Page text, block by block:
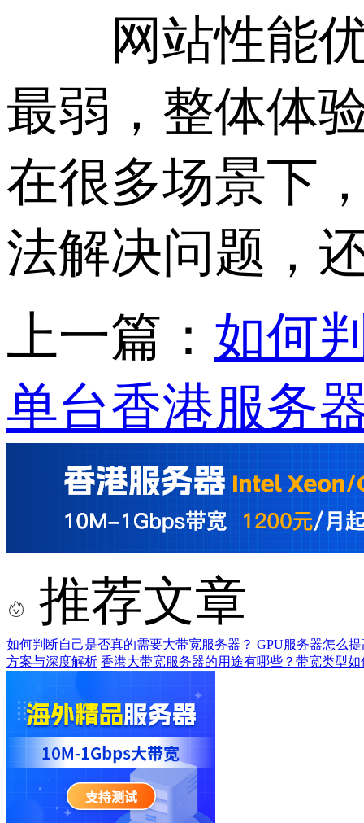
网站性能优
最弱，整体体
在很多场景下
法解决问题，
上一篇： 如何
单台香港服务
推荐文章
如何判断自己是否真的需要大带宽服务器？ GPU服务器怎么
方案与深度解析 香港大带宽服务器的用途有哪些？带宽类型如